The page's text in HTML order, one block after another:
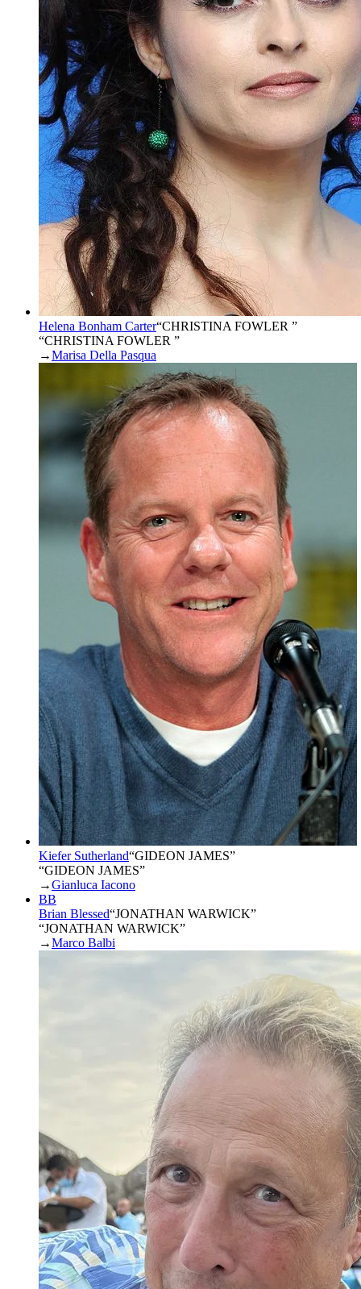
Helena Bonham Carter“CHRISTINA FOWLER ”
“CHRISTINA FOWLER ”
→Marisa Della Pasqua
Kiefer Sutherland“GIDEON JAMES”
“GIDEON JAMES”
→Gianluca Iacono
BB
Brian Blessed“JONATHAN WARWICK”
“JONATHAN WARWICK”
→Marco Balbi